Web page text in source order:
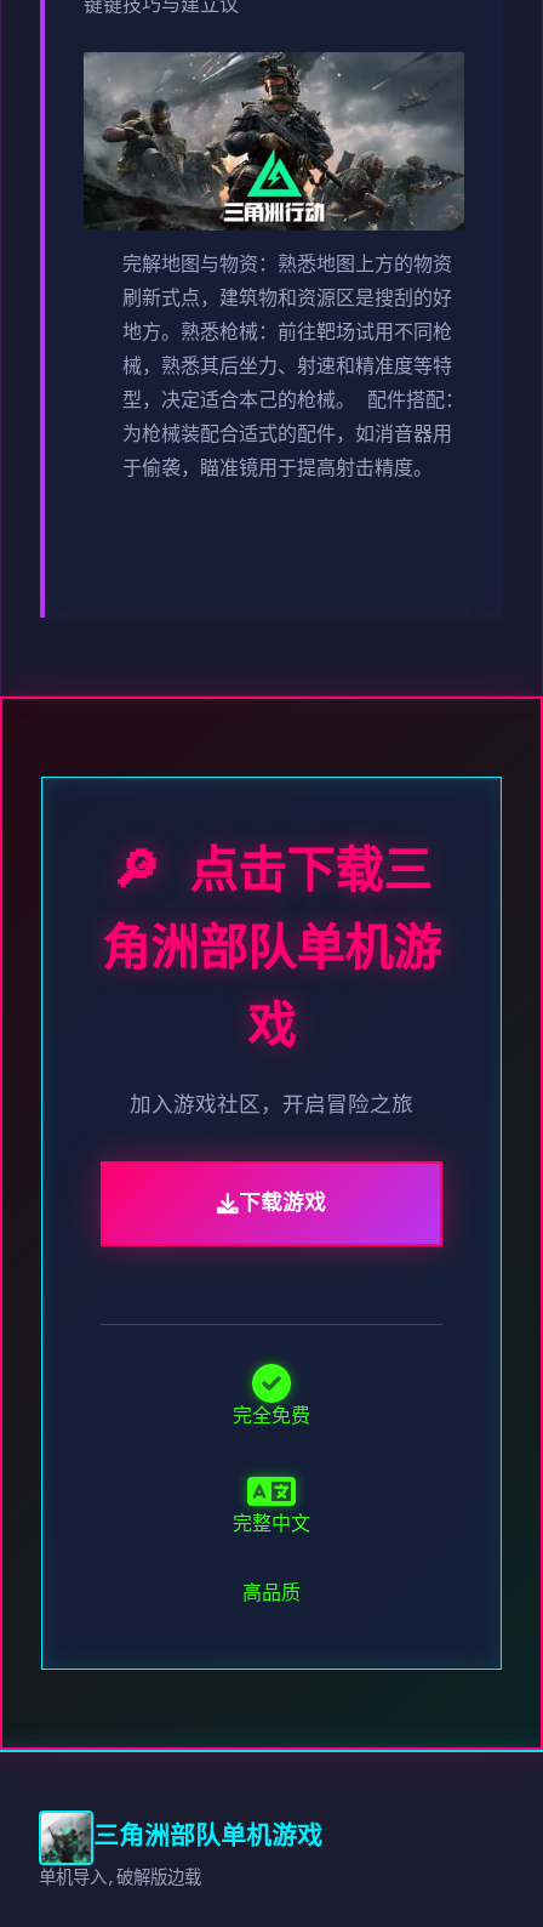
键键技巧与建立议
完解地图与物资 ：熟悉地图上方的物资
刷新式点，建筑物和资源区是搜刮的好
地方。 熟悉枪械：前往靶场试用不同枪
械，熟悉其后坐力、射速和精准度等特
型，决定适合本己的枪械。
配件搭配：
为枪械装配合适式的配件，如消音器用
于偷袭，瞄准镜用于提高射击精度。
🔎 点击下载三
角洲部队单机游
戏
加入游戏社区，开启冒险之旅
下载游戏
完全免费
完整中文
高品质
三角洲部队单机游戏
单机导入,破解版边载